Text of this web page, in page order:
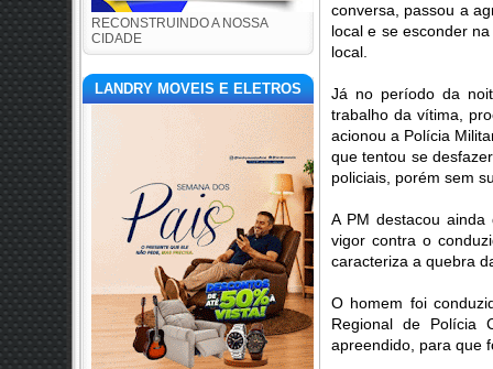
RECONSTRUINDO A NOSSA
CIDADE
LANDRY MOVEIS E ELETROS
conversa, passou a
local e se esconder
local.
Já no período da
trabalho da vítima,
acionou a Polícia
que tentou se
policiais, porém sem
A PM destacou
vigor contra o
caracteriza a quebra
O homem foi
Regional de Polícia
apreendido, para que